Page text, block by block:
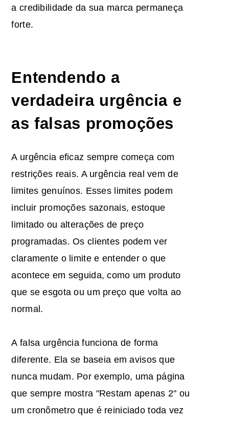
a credibilidade da sua marca permaneça
forte.
Entendendo a
verdadeira urgência e
as falsas promoções
A urgência eficaz sempre começa com
restrições reais. A urgência real vem de
limites genuínos. Esses limites podem
incluir promoções sazonais, estoque
limitado ou alterações de preço
programadas. Os clientes podem ver
claramente o limite e entender o que
acontece em seguida, como um produto
que se esgota ou um preço que volta ao
normal.
A falsa urgência funciona de forma
diferente. Ela se baseia em avisos que
nunca mudam. Por exemplo, uma página
que sempre mostra "Restam apenas 2" ou
um cronômetro que é reiniciado toda vez